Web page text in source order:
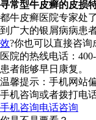
寻常型牛皮癣的皮损
都牛皮癣医院专家处
到广大的银屑病病患
效?你也可以直接咨
医院的热线电话：
患者能够早日康复。
温馨提示：手机网站
手机咨询或者拨打电
手机咨询电话咨询